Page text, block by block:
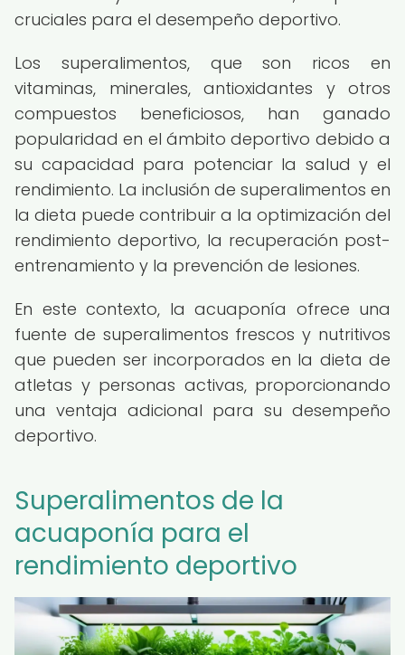
cruciales para el desempeño deportivo.
Los superalimentos, que son ricos en
vitaminas, minerales, antioxidantes y otros
compuestos beneficiosos, han ganado
popularidad en el ámbito deportivo debido a
su capacidad para potenciar la salud y el
rendimiento. La inclusión de superalimentos en
la dieta puede contribuir a la optimización del
rendimiento deportivo, la recuperación post-
entrenamiento y la prevención de lesiones.
En este contexto, la acuaponía ofrece una
fuente de superalimentos frescos y nutritivos
que pueden ser incorporados en la dieta de
atletas y personas activas, proporcionando
una ventaja adicional para su desempeño
deportivo.
Superalimentos de la
acuaponía para el
rendimiento deportivo